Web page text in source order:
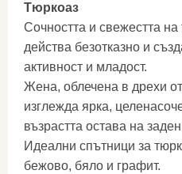
Тюркоаз
Сочността и свежестта
действа безотказно и
активност и младост.
Жена, облечена в дрехи
изглежда ярка,
възрастта остава на
Идеални спътници за
бежово, бяло и графит.